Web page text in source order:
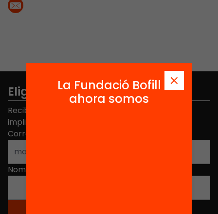
Elige equidad
Recibe contenidos, iniciativas y proyectos para
implicarte.
Correo electrónico
Nombre
La Fundació Bofill
ahora somos